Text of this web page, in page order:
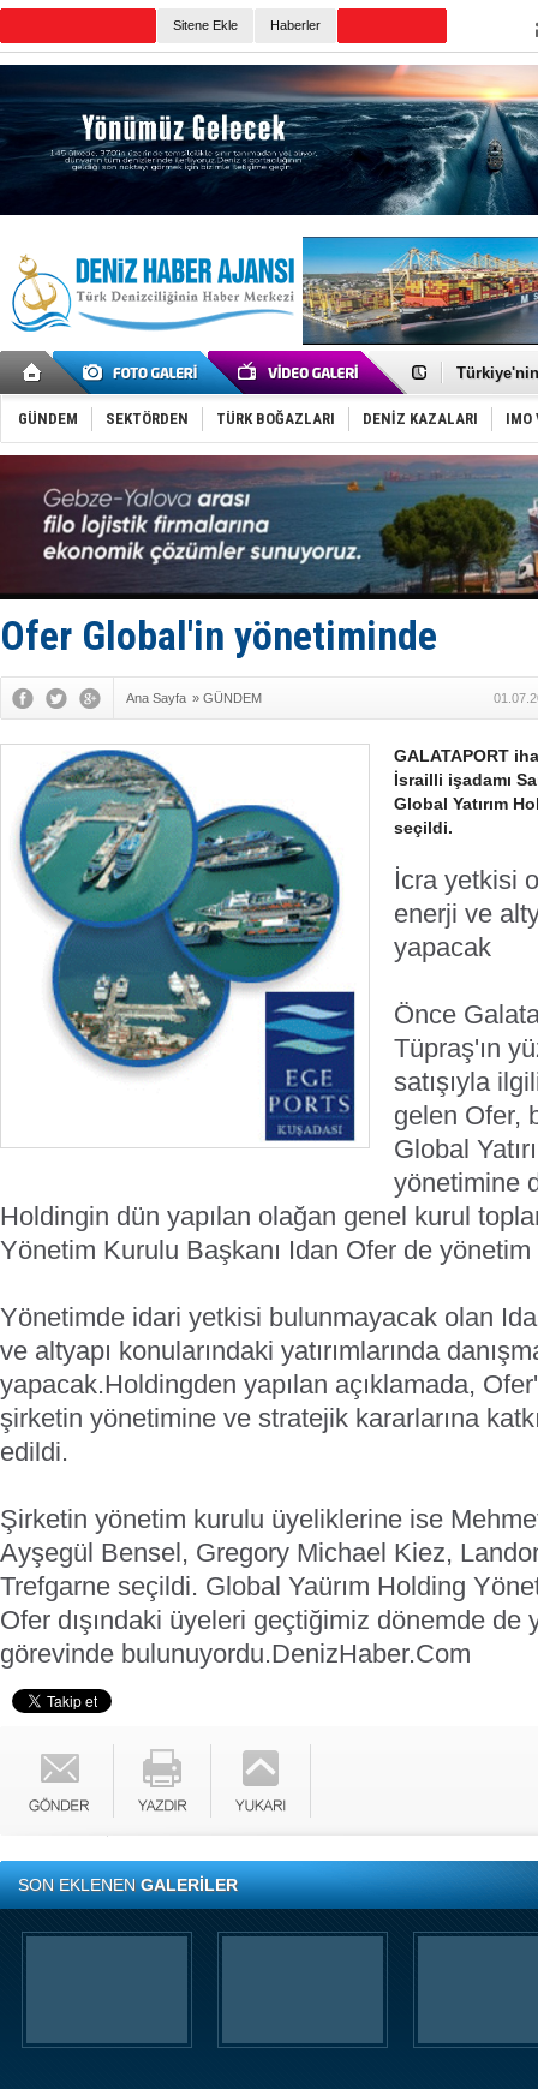
Sitene Ekle Haberler
TÜRKLİM
Dünyanın
Keşfedildi:
D-Marin,
Van’da
ASEAN ilk
TAYK -
İstanbul
GÜNDEM SEKTÖRDEN TÜRK BOĞAZLARI DENİZ KAZALARI IMO
Ofer Global'in yönetiminde
Ana Sayfa » GÜNDEM
GALATAPORT
İsrailli işadamı
Global Yatırım
seçildi.
İcra yetkisi
enerji ve
yapacak
Önce
Tüpraş'ın
satışıyla
gelen Ofer,
Global
yönetimine
Holdingin dün yapılan olağan genel kurul
Yönetim Kurulu Başkanı Idan Ofer de yönetim
Yönetimde idari yetkisi bulunmayacak olan
ve altyapı konularındaki yatırımlarında
yapacak.Holdingden yapılan açıklamada,
şirketin yönetimine ve stratejik kararlarına
edildi.
Şirketin yönetim kurulu üyeliklerine ise
Ayşegül Bensel, Gregory Michael Kiez,
Trefgarne seçildi. Global Yaürım Holding
Ofer dışındaki üyeleri geçtiğimiz dönemde de
görevinde bulunuyordu.DenizHaber.Com
SON EKLENENGALERİLER